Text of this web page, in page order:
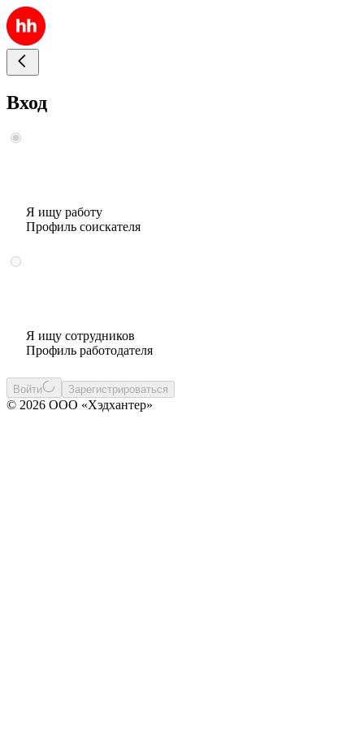
Вход
Я ищу работу
Профиль соискателя
Я ищу сотрудников
Профиль работодателя
Войти Зарегистрироваться
© 2026 ООО «Хэдхантер»